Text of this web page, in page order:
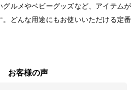
ルメやベビーグッズなど、アイテムが
どんな用途にもお使いいただける定番
お客様の声